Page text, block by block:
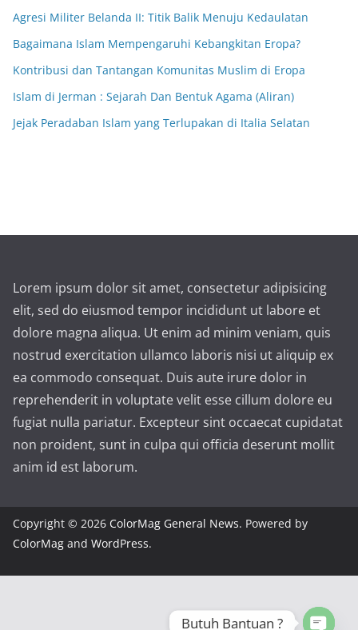
Agresi Militer Belanda II: Titik Balik Menuju Kedaulatan
Bagaimana Islam Mempengaruhi Kebangkitan Eropa?
Kontribusi dan Tantangan Komunitas Muslim di Eropa
Islam di Jerman : Sejarah Dan Bentuk Agama (Aliran)
Jejak Peradaban Islam yang Terlupakan di Italia Selatan
Lorem ipsum dolor sit amet, consectetur adipisicing
elit, sed do eiusmod tempor incididunt ut labore et
dolore magna aliqua. Ut enim ad minim veniam, quis
nostrud exercitation ullamco laboris nisi ut aliquip ex
ea commodo consequat. Duis aute irure dolor in
reprehenderit in voluptate velit esse cillum dolore eu
fugiat nulla pariatur. Excepteur sint occaecat cupidatat
non proident, sunt in culpa qui officia deserunt mollit
anim id est laborum.
Copyright © 2026 ColorMag General News. Powered by
ColorMag and WordPress.
Butuh Bantuan ?